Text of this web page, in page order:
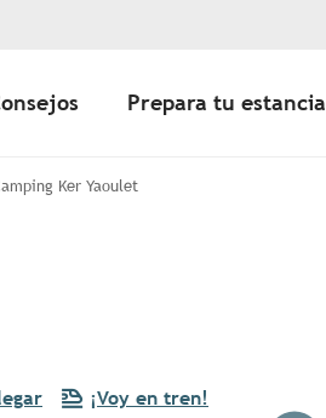
Prepara tu estancia
Ker Yaoulet
¡Voy en tren!